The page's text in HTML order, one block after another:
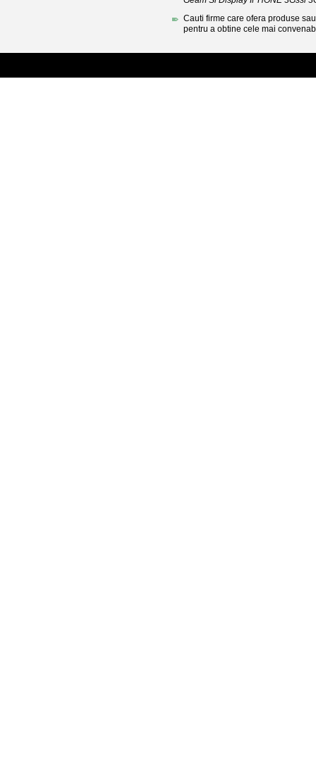
Cauti firme care ofera produse
pentru a obtine cele mai